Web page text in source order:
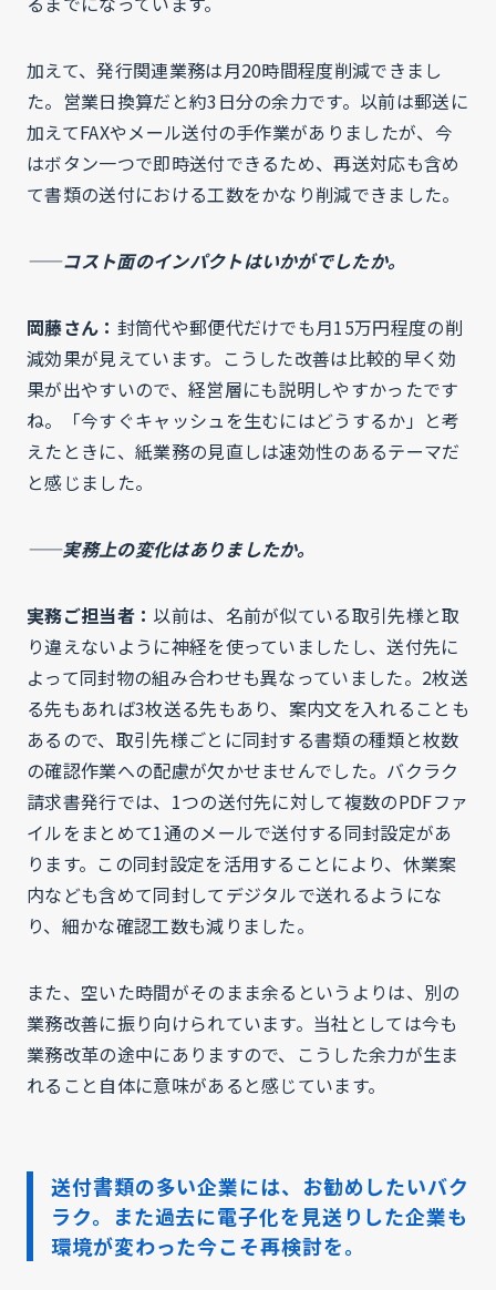
加えて、発行関連業務は月20時間程度削減できまし
た。営業日換算だと約3日分の余力です。以前は郵送に
加えてFAXやメール送付の手作業がありましたが、今
はボタン一つで即時送付できるため、再送対応も含め
て書類の送付における工数をかなり削減できました。
——コスト面のインパクトはいかがでしたか。
岡藤さん： 封筒代や郵便代だけでも月15万円程度の削
減効果が見えています。こうした改善は比較的早く効
果が出やすいので、経営層にも説明しやすかったです
ね。「今すぐキャッシュを生むにはどうするか」と考
えたときに、紙業務の見直しは速効性のあるテーマだ
と感じました。
——実務上の変化はありましたか。
実務ご担当者： 以前は、名前が似ている取引先様と取
り違えないように神経を使っていましたし、送付先に
よって同封物の組み合わせも異なっていました。2枚送
る先もあれば3枚送る先もあり、案内文を入れることも
あるので、取引先様ごとに同封する書類の種類と枚数
の確認作業への配慮が欠かせませんでした。バクラク
請求書発行では、1つの送付先に対して複数のPDFファ
イルをまとめて1通のメールで送付する同封設定があ
ります。この同封設定を活用することにより、休業案
内なども含めて同封してデジタルで送れるようにな
り、細かな確認工数も減りました。
また、空いた時間がそのまま余るというよりは、別の
業務改善に振り向けられています。当社としては今も
業務改革の途中にありますので、こうした余力が生ま
れること自体に意味があると感じています。
送付書類の多い企業には、お勧めしたいバク
ラク。また過去に電子化を見送りした企業も
環境が変わった今こそ再検討を。